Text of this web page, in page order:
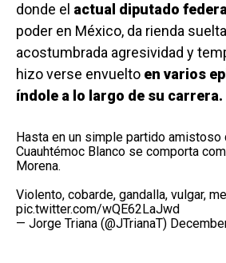
donde el actual diputado
poder en México, da rienda
acostumbrada agresividad y
hizo verse envuelto en varios
índole a lo largo de su carrera.
Hasta en un simple partido amistoso
Cuauhtémoc Blanco se comporta
Morena.
Violento, cobarde, gandalla, vulgar,
pic.twitter.com/wQE62LaJwd
— Jorge Triana (@JTrianaT)